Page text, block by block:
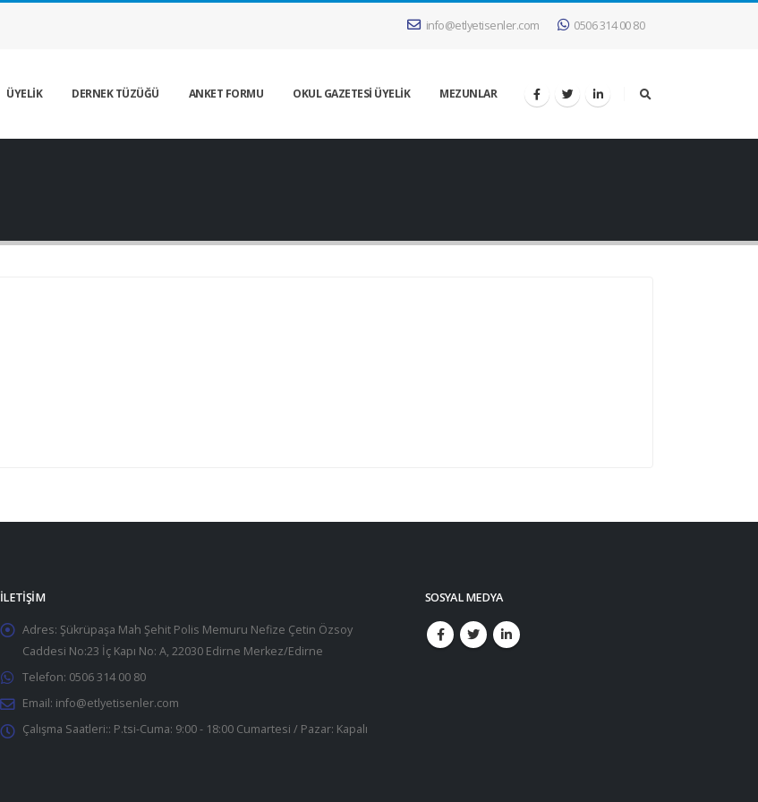
info@etlyetisenler.com 0506 314 00 80
ÜYELİK DERNEK TÜZÜĞÜ ANKET FORMU OKUL GAZETESİ ÜYELİK MEZUNLAR
İLETIŞIM
Adres: Şükrüpaşa Mah Şehit Polis Memuru Nefize Çetin Özsoy
Caddesi No:23 İç Kapı No: A, 22030 Edirne Merkez/Edirne
Telefon: 0506 314 00 80
Email: info@etlyetisenler.com
Çalışma Saatleri:: P.tsi-Cuma: 9:00 - 18:00 Cumartesi / Pazar: Kapalı
SOSYAL MEDYA